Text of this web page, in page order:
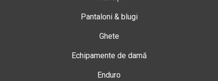
Pantaloni & blugi
Ghete
Echipamente de damă
Enduro